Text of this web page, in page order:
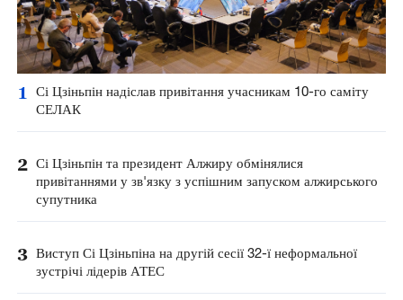
1
Сі Цзіньпін надіслав привітання учасникам 10-го саміту
СЕЛАК
2 Сі Цзіньпін та президент Алжиру обмінялися
привітаннями у зв'язку з успішним запуском алжирського
супутника
3 Виступ Сі Цзіньпіна на другій сесії 32-ї неформальної
зустрічі лідерів АТЕС